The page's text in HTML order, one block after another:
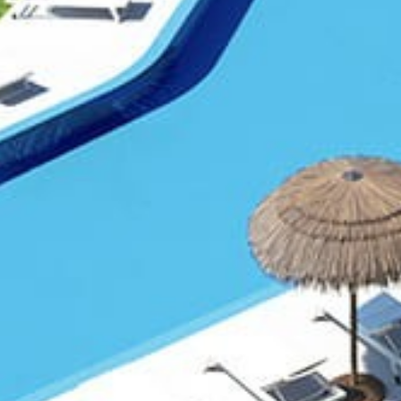
Maison
À propos de